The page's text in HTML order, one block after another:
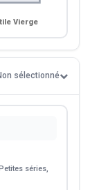
Vierge
sélectionné
séries,